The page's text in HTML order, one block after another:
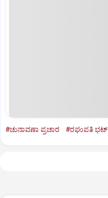
#ಚುನಾವಣಾ ಪ್ರಚಾರ #ರಘುಪತಿ ಭಟ್‌